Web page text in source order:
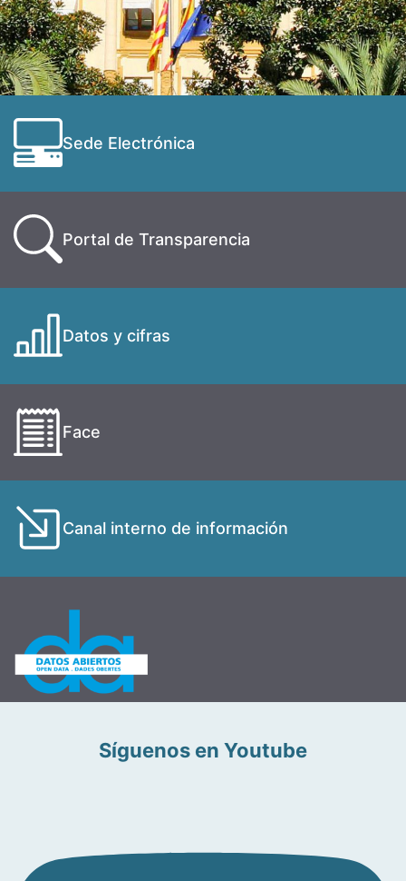
Sede Electrónica
Portal de Transparencia
Datos y cifras
Face
Canal interno de información
Síguenos en Youtube